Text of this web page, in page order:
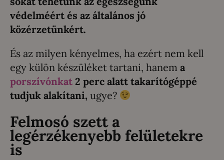
védelméért és az általános jó
közérzetünkért.
És az milyen kényelmes, ha ezért nem kell
egy külön készüléket tartani, hanem a
porszívónkat 2 perc alatt takarítógéppé
tudjuk alakítani, ugye?
Felmosó szett a
legérzékenyebb felületekre
is